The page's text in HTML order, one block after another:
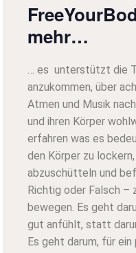
mehr…
… es unterstützt die
anzukommen, über
Atmen und Musik
und ihren Körper
erfahren was es
den Körper zu
abzuschütteln und
Richtig oder Falsch –
bewegen. Es geht
gut anfühlt, statt
Es geht darum, für